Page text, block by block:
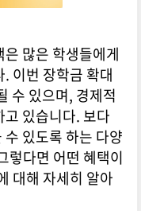
은 많은 학생들에게
이번 장학금 확대
수 있으며, 경제적
있습니다. 보다
있도록 하는 다양
렇다면 어떤 혜택이
대해 자세히 알아